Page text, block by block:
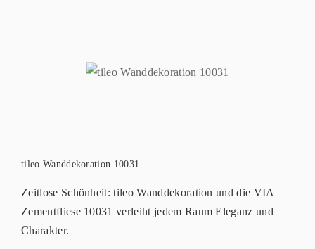
tileo Wanddekoration 10031
Zeitlose Schönheit: tileo Wanddekoration und die VIA
Zementfliese 10031 verleiht jedem Raum Eleganz und
Charakter.